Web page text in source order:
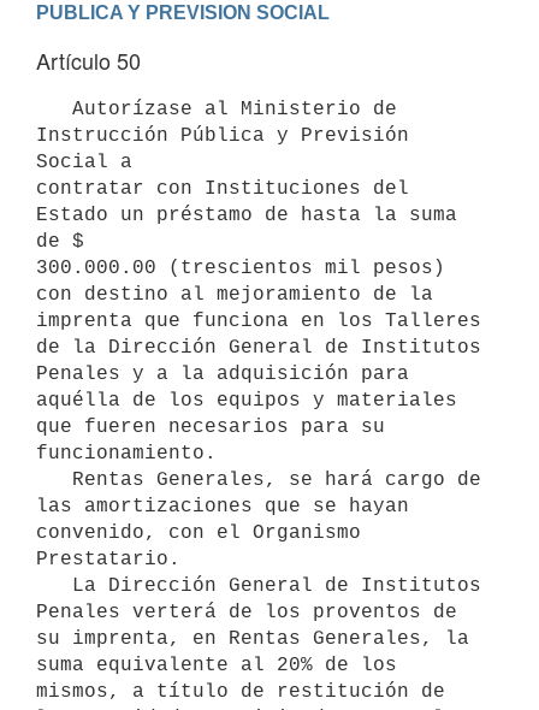
PUBLICA Y PREVISION SOCIAL
Artículo 50
Instrucción Pública y Previsión
Social a
contratar con Instituciones del
Estado un préstamo de hasta la suma
de $
300.000.00 (trescientos mil pesos)
con destino al mejoramiento de la
imprenta que funciona en los Talleres
de la Dirección General de Institutos
Penales y a la adquisición para
aquélla de los equipos y materiales
que fueren necesarios para su
funcionamiento.
las amortizaciones que se hayan
convenido, con el Organismo
Prestatario.
Penales verterá de los proventos de
su imprenta, en Rentas Generales, la
suma equivalente al 20% de los
mismos, a título de restitución de